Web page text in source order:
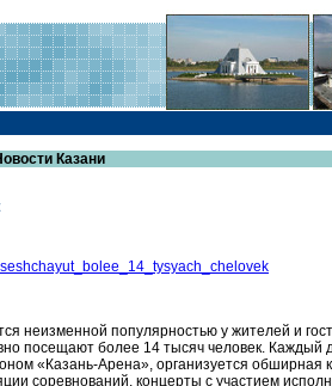
Казани
неизменной популярностью у жителей и
посещают более 14 тысяч человек. Каждый
«Казань-Арена», организуется обширная
соревнований, концерты с участием